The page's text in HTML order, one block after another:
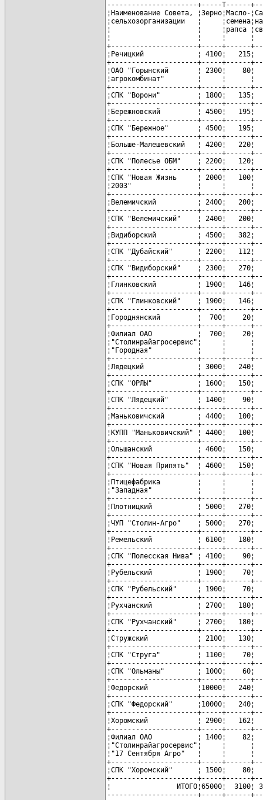
----------------------+-----T------
¦Наименование Cовета, ¦Зерно¦Масло-
¦сельхозорганизации   ¦
¦                     ¦     ¦рапса
¦                     ¦     ¦      ¦
+---------------------+-----+------
¦Речицкий             ¦ 4100¦   215¦
+---------------------+-----+------
¦ОАО "Горынский       ¦ 2300¦
¦агрокомбинат"        ¦     ¦
+---------------------+-----+------
¦СПК "Ворони"         ¦ 1800¦   135¦
+---------------------+-----+------
¦Бережновский         ¦ 4500¦   195¦
+---------------------+-----+------
¦СПК "Бережное"       ¦ 4500¦   195¦
+---------------------+-----+------
¦Больше-Малешевский   ¦ 4200¦
+---------------------+-----+------
¦СПК "Полесье ОБМ"    ¦ 2200¦
+---------------------+-----+------
¦СПК "Новая Жизнь     ¦ 2000¦
¦2003"                ¦     ¦
+---------------------+-----+------
¦Велемичский          ¦ 2400¦   200¦
+---------------------+-----+------
¦СПК "Велемичский"    ¦ 2400¦   200¦
+---------------------+-----+------
¦Видиборский          ¦ 4500¦   382¦
+---------------------+-----+------
¦СПК "Дубайский"      ¦ 2200¦
+---------------------+-----+------
¦СПК "Видиборский"    ¦ 2300¦
+---------------------+-----+------
¦Глинковский          ¦ 1900¦
+---------------------+-----+------
¦СПК "Глинковский"    ¦ 1900¦
+---------------------+-----+------
¦Городнянский         ¦  700¦
+---------------------+-----+------
¦Филиал ОАО           ¦  700¦
¦"Столинрайагросервис"¦     ¦
¦"Городная"           ¦     ¦
+---------------------+-----+------
¦Лядецкий             ¦ 3000¦   240¦
+---------------------+-----+------
¦СПК "ОРЛЫ"           ¦ 1600¦   150¦
+---------------------+-----+------
¦СПК "Лядецкий"       ¦ 1400¦
+---------------------+-----+------
¦Маньковичский        ¦ 4400¦
+---------------------+-----+------
¦КУПП "Маньковичский" ¦ 4400¦
+---------------------+-----+------
¦Ольшанский           ¦ 4600¦
+---------------------+-----+------
¦СПК "Новая Припять"  ¦ 4600¦
+---------------------+-----+------
¦Птицефабрика         ¦     ¦
¦"Западная"           ¦     ¦
+---------------------+-----+------
¦Плотницкий           ¦ 5000¦
+---------------------+-----+------
¦ЧУП "Столин-Агро"    ¦ 5000¦
+---------------------+-----+------
¦Ремельский           ¦ 6100¦   180¦
+---------------------+-----+------
¦СПК "Полесская Нива" ¦ 4100¦
+---------------------+-----+------
¦Рубельский           ¦ 1900¦
+---------------------+-----+------
¦СПК "Рубельский"     ¦ 1900¦
+---------------------+-----+------
¦Рухчанский           ¦ 2700¦
+---------------------+-----+------
¦СПК "Рухчанский"     ¦ 2700¦
+---------------------+-----+------
¦Стружский            ¦ 2100¦   130¦
+---------------------+-----+------
¦СПК "Струга"         ¦ 1100¦    70¦
+---------------------+-----+------
¦СПК "Ольманы"        ¦ 1000¦
+---------------------+-----+------
¦Федорский            ¦10000¦
+---------------------+-----+------
¦СПК "Федорский"      ¦10000¦
+---------------------+-----+------
¦Хоромский            ¦ 2900¦   162¦
+---------------------+-----+------
¦Филиал ОАО           ¦ 1400¦    82¦
¦"Столинрайагросервис"¦     ¦
¦"17 Сентября Агро"   ¦     ¦
+---------------------+-----+------
¦СПК "Хоромский"      ¦ 1500¦
+---------------------+-----+------
¦                ИТОГО¦65000¦  3100¦
----------------------+-----+------